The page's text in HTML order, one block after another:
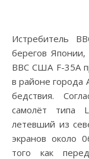
Истребитель ВВС США F-35A пропал с радаров у
берегов Японии,
ВВС США F-35A
в районе города
бедствия.
самолёт типа
летевший из
экранов около
того как